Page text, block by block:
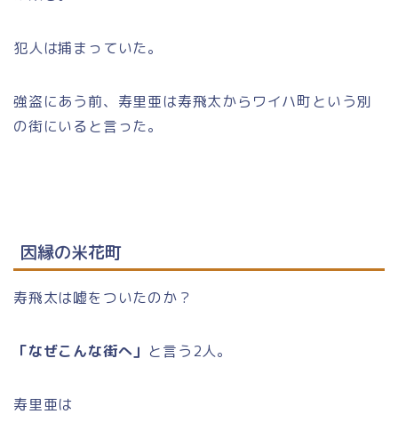
犯人は捕まっていた。
強盗にあう前、寿里亜は寿飛太からワイハ町という別
の街にいると言った。
因縁の米花町
寿飛太は嘘をついたのか？
「なぜこんな街へ」 と言う2人。
寿里亜は